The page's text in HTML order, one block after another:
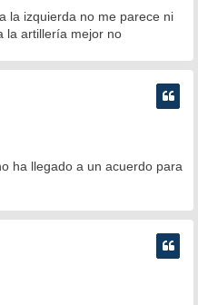
la izquierda no me parece ni
la artillería mejor no
ha llegado a un acuerdo para